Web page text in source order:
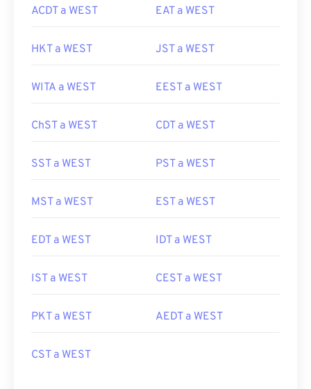
ACDT a WEST EAT a WEST
HKT a WEST JST a WEST
WITA a WEST EEST a WEST
ChST a WEST CDT a WEST
SST a WEST PST a WEST
MST a WEST EST a WEST
EDT a WEST IDT a WEST
IST a WEST CEST a WEST
PKT a WEST AEDT a WEST
CST a WEST